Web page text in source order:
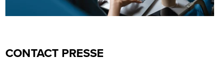
CONTACT PRESSE